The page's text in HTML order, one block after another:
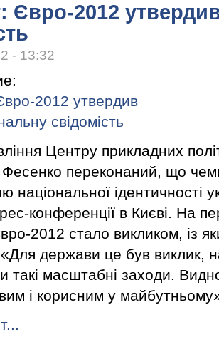
Євро-2012
- 13:32
Центру прикладних
переконаний, що
національної ідентичності
конференції в Києві. На
2012 стало викликом, із
держави це був виклик,
такі масштабні заходи.
і корисним у